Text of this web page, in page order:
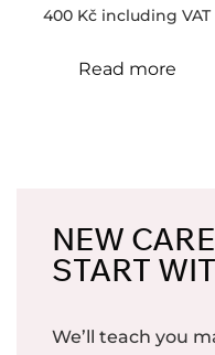
400 Kč including VAT
Read more
NEW
START
We’ll teach you